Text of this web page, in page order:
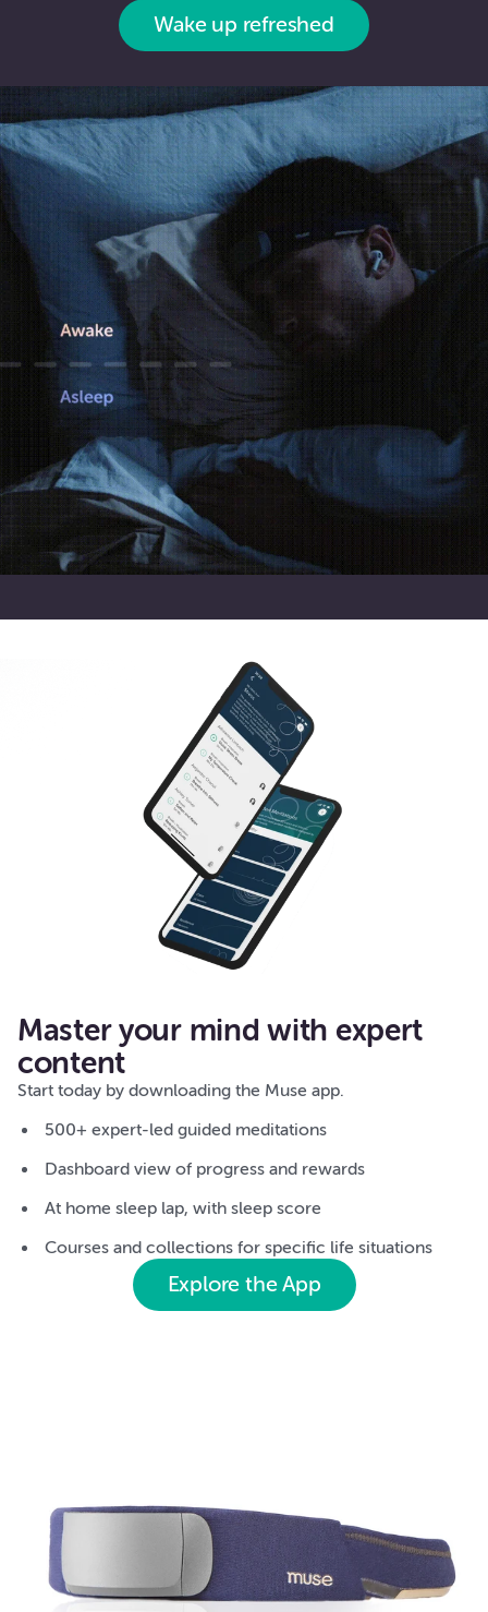
Wake up refreshed
Master your mind with expert
content
Start today by downloading the Muse app.
500+ expert-led guided meditations
Dashboard view of progress and rewards
At home sleep lap, with sleep score
Courses and collections for specific life situations
Explore the App